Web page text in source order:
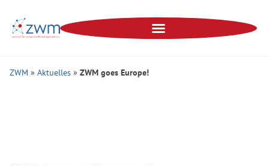
ZWM » Aktuelles » ZWM goes Europe!